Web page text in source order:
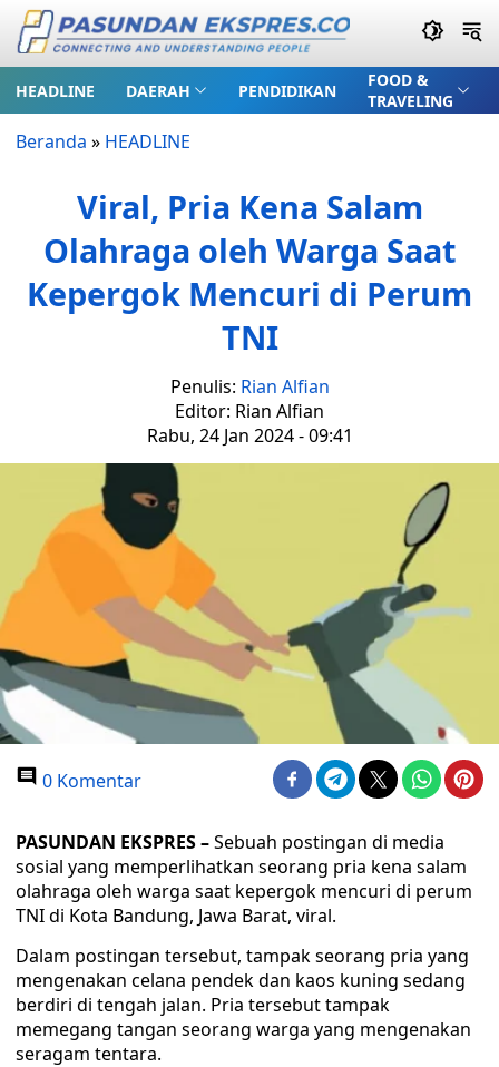
HEADLINE DAERAH PENDIDIKAN
FOOD &
TRAVELING
Beranda » HEADLINE
Viral, Pria Kena Salam
Olahraga oleh Warga Saat
Kepergok Mencuri di Perum
TNI
Penulis: Rian Alfian
Editor: Rian Alfian
Rabu, 24 Jan 2024 - 09:41
0 Komentar
PASUNDAN EKSPRES –Sebuah postingan di media
sosial yang memperlihatkan seorang pria kena salam
olahraga oleh warga saat kepergok mencuri di perum
TNI di Kota Bandung, Jawa Barat, viral.
Dalam postingan tersebut, tampak seorang pria yang
mengenakan celana pendek dan kaos kuning sedang
berdiri di tengah jalan. Pria tersebut tampak
memegang tangan seorang warga yang mengenakan
seragam tentara.